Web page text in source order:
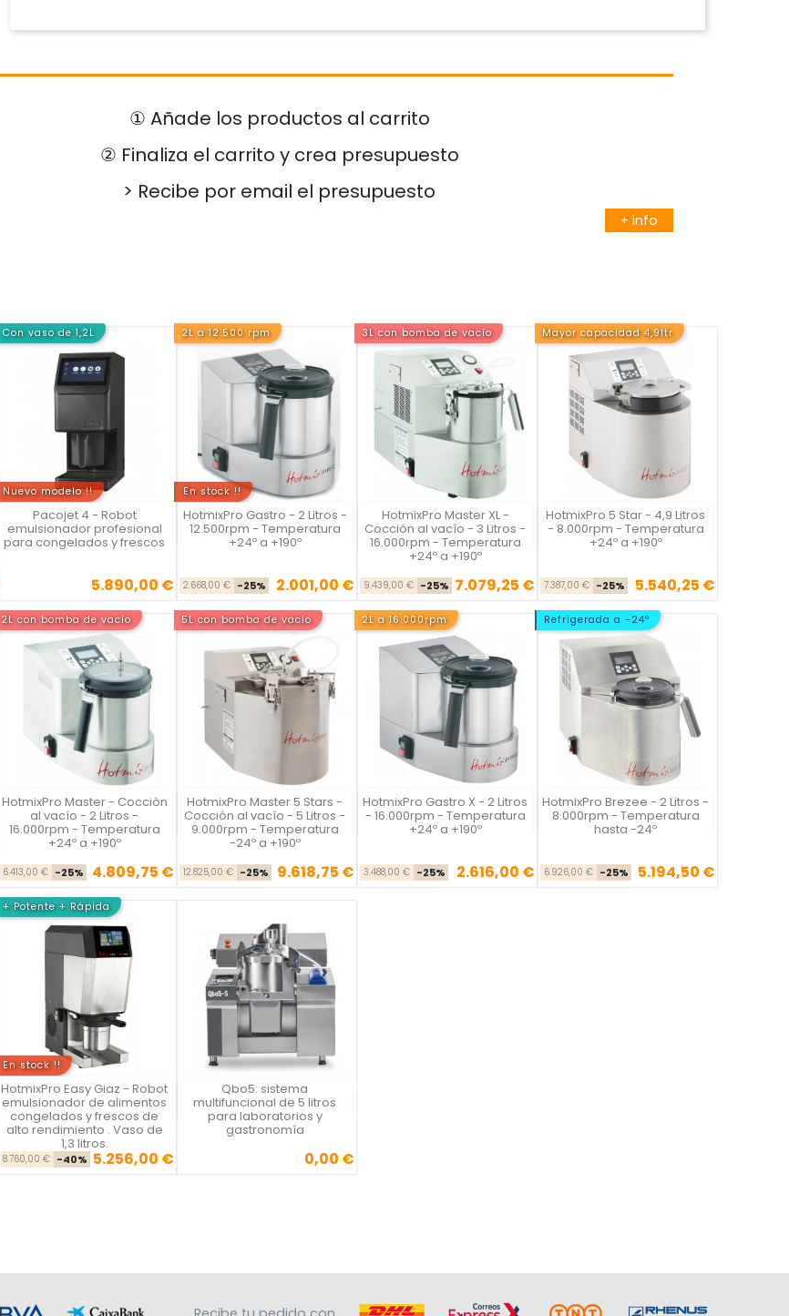
① Añade los productos al carrito
② Finaliza el carrito y crea presupuesto
> Recibe por email el presupuesto
+ info
Con vaso de 1,2L
Nuevo modelo !!
Pacojet 4 - Robot
emulsionador profesional
para congelados y frescos
Precio
5.890,00 €

Vista rápida
2L a 12.500 rpm
En stock !!
HotmixPro Gastro - 2 Litros -
12.500rpm - Temperatura
+24º a +190º
Precio base
2.668,00 € -25% Precio
2.001,00 €

Vista rápida
3L con bomba de vacío
HotmixPro Master XL -
Cocción al vacío - 3 Litros -
16.000rpm - Temperatura
+24º a +190º
Precio base
9.439,00 € -25% Precio
7.079,25 €

Vista rápida
Mayor capacidad 4,9ltr
HotmixPro 5 Star - 4,9 Litros
- 8.000rpm - Temperatura
+24º a +190º
Precio base
7.387,00 € -25% Precio
5.540,25 €

Vista rápida
2L con bomba de vacío
HotmixPro Master - Cocción
al vacío - 2 Litros -
16.000rpm - Temperatura
+24º a +190º
Precio base
6.413,00 € -25% Precio
4.809,75 €

Vista rápida
5L con bomba de vacío
HotmixPro Master 5 Stars -
Cocción al vacío - 5 Litros -
9.000rpm - Temperatura
-24º a +190º
Precio base
12.825,00 € -25% Precio
9.618,75 €

Vista rápida
2L a 16.000rpm
HotmixPro Gastro X - 2 Litros
- 16.000rpm - Temperatura
+24º a +190º
Precio base
3.488,00 € -25% Precio
2.616,00 €

Vista rápida
Refrigerada a -24º
HotmixPro Brezee - 2 Litros -
8.000rpm - Temperatura
hasta -24º
Precio base
6.926,00 € -25% Precio
5.194,50 €

Vista rápida
+ Potente + Rápida
En stock !!
HotmixPro Easy Giaz - Robot
emulsionador de alimentos
congelados y frescos de
alto rendimiento . Vaso de
1,3 litros.
Precio base
8.760,00 € -40% Precio
5.256,00 €

Vista rápida Qbo5: sistema
multifuncional de 5 litros
para laboratorios y
gastronomía
Precio0,00 €

Vista rápida